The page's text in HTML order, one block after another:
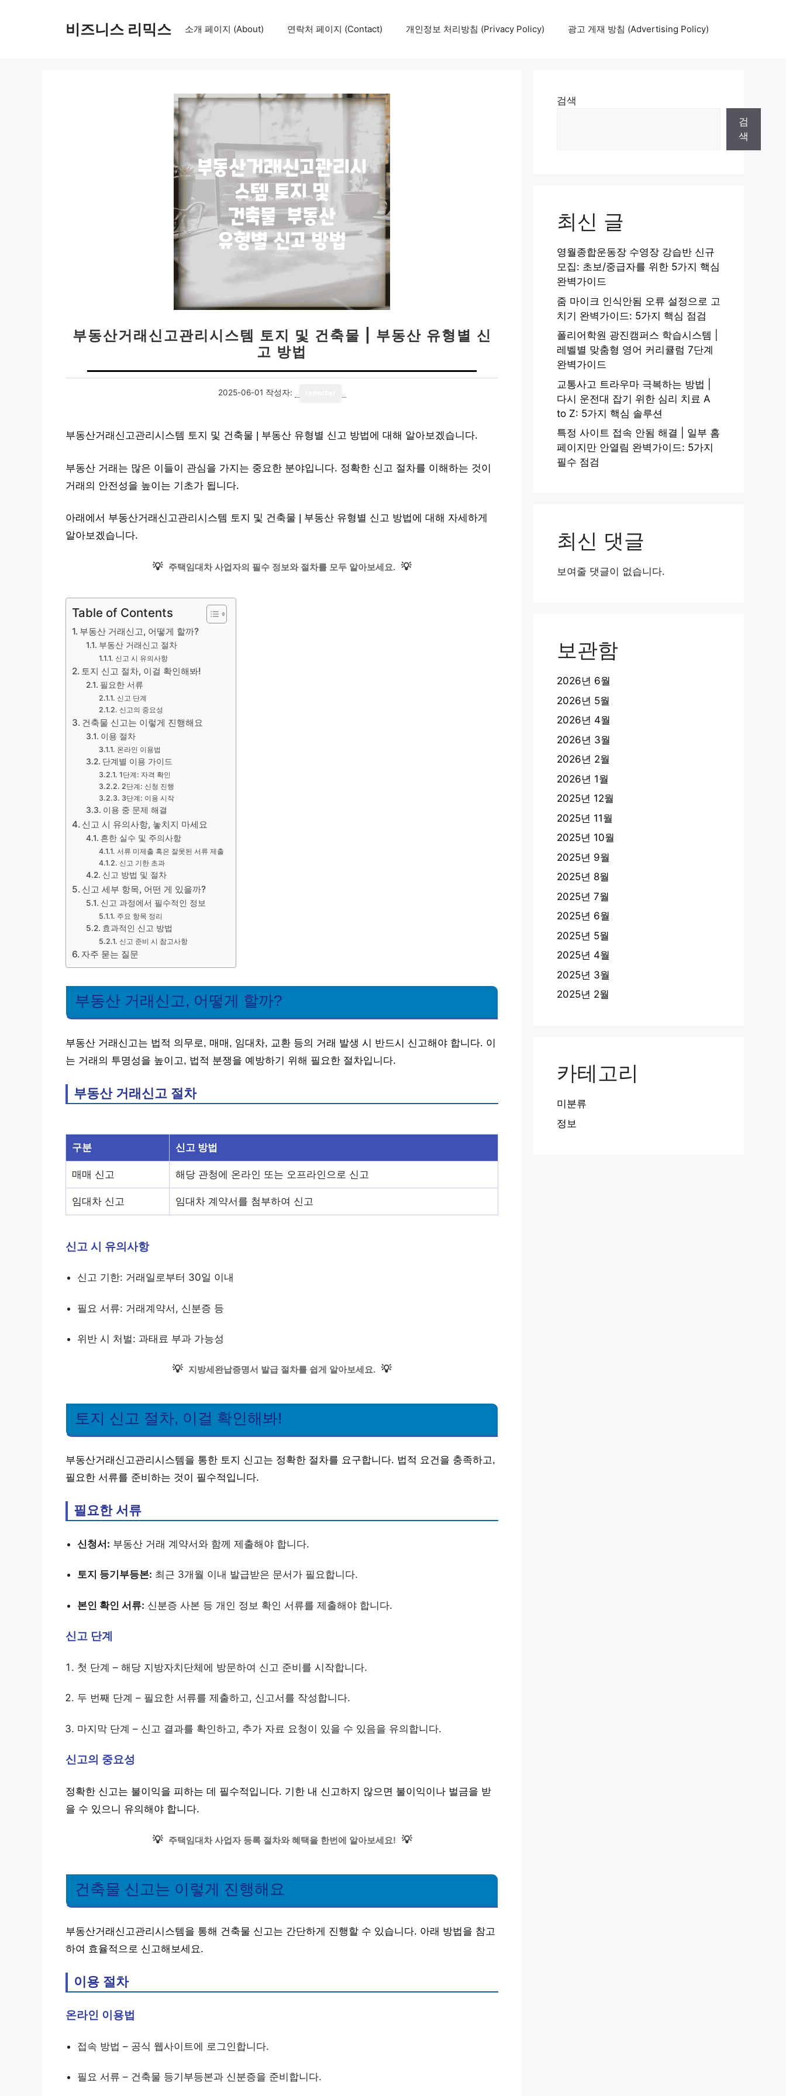
비즈니스 리믹스 소개 페이지 (About) 연락처 페이지 (Contact) 개인정보 처리방침 (Privacy Policy) 광고 게재 방침 (Advertising Policy)
부동산거래신고관리시스템 토지 및 건축물 | 부동산 유형별 신
고 방법
2025-06-01 작성자:
부동산거래신고관리시스템 토지 및 건축물 | 부동산 유형별 신고 방법에 대해 알아보겠습니다.
부동산 거래는 많은 이들이 관심을 가지는 중요한 분야입니다. 정확한 신고 절차를 이해하는 것이
거래의 안전성을 높이는 기초가 됩니다.
아래에서 부동산거래신고관리시스템 토지 및 건축물 | 부동산 유형별 신고 방법에 대해 자세하게
알아보겠습니다.
💡 주택임대차 사업자의 필수 정보와 절차를 모두 알아보세요. 💡
Table of Contents
부동산 거래신고, 어떻게 할까?
부동산 거래신고 절차
신고 시 유의사항
토지 신고 절차, 이걸 확인해봐!
필요한 서류
신고 단계
신고의 중요성
건축물 신고는 이렇게 진행해요
이용 절차
온라인 이용법
단계별 이용 가이드
1단계: 자격 확인
2단계: 신청 진행
3단계: 이용 시작
이용 중 문제 해결
신고 시 유의사항, 놓치지 마세요
흔한 실수 및 주의사항
서류 미제출 혹은 잘못된 서류 제출
신고 기한 초과
신고 방법 및 절차
신고 세부 항목, 어떤 게 있을까?
신고 과정에서 필수적인 정보
주요 항목 정리
효과적인 신고 방법
신고 준비 시 참고사항
자주 묻는 질문
부동산 거래신고, 어떻게 할까?
부동산 거래신고는 법적 의무로, 매매, 임대차, 교환 등의 거래 발생 시 반드시 신고해야 합니다. 이
는 거래의 투명성을 높이고, 법적 분쟁을 예방하기 위해 필요한 절차입니다.
부동산 거래신고 절차
구분 신고 방법
매매 신고 해당 관청에 온라인 또는 오프라인으로 신고
임대차 신고 임대차 계약서를 첨부하여 신고
신고 시 유의사항
신고 기한: 거래일로부터 30일 이내
필요 서류: 거래계약서, 신분증 등
위반 시 처벌: 과태료 부과 가능성
💡 지방세완납증명서 발급 절차를 쉽게 알아보세요. 💡
토지 신고 절차, 이걸 확인해봐!
부동산거래신고관리시스템을 통한 토지 신고는 정확한 절차를 요구합니다. 법적 요건을 충족하고,
필요한 서류를 준비하는 것이 필수적입니다.
필요한 서류
신청서: 부동산 거래 계약서와 함께 제출해야 합니다.
토지 등기부등본: 최근 3개월 이내 발급받은 문서가 필요합니다.
본인 확인 서류: 신분증 사본 등 개인 정보 확인 서류를 제출해야 합니다.
신고 단계
첫 단계 – 해당 지방자치단체에 방문하여 신고 준비를 시작합니다.
두 번째 단계 – 필요한 서류를 제출하고, 신고서를 작성합니다.
마지막 단계 – 신고 결과를 확인하고, 추가 자료 요청이 있을 수 있음을 유의합니다.
신고의 중요성
정확한 신고는 불이익을 피하는 데 필수적입니다. 기한 내 신고하지 않으면 불이익이나 벌금을 받
을 수 있으니 유의해야 합니다.
💡 주택임대차 사업자 등록 절차와 혜택을 한번에 알아보세요! 💡
건축물 신고는 이렇게 진행해요
부동산거래신고관리시스템을 통해 건축물 신고는 간단하게 진행할 수 있습니다. 아래 방법을 참고
하여 효율적으로 신고해보세요.
이용 절차
온라인 이용법
접속 방법 – 공식 웹사이트에 로그인합니다.
필요 서류 – 건축물 등기부등본과 신분증을 준비합니다.
검색
검
색
최신 글
영월종합운동장 수영장 강습반 신규
모집: 초보/중급자를 위한 5가지 핵심
완벽가이드
줌 마이크 인식안됨 오류 설정으로 고
치기 완벽가이드: 5가지 핵심 점검
폴리어학원 광진캠퍼스 학습시스템 |
레벨별 맞춤형 영어 커리큘럼 7단계
완벽가이드
교통사고 트라우마 극복하는 방법 |
다시 운전대 잡기 위한 심리 치료 A
to Z: 5가지 핵심 솔루션
특정 사이트 접속 안됨 해결 | 일부 홈
페이지만 안열림 완벽가이드: 5가지
필수 점검
최신 댓글
보여줄 댓글이 없습니다.
보관함
2026년 6월
2026년 5월
2026년 4월
2026년 3월
2026년 2월
2026년 1월
2025년 12월
2025년 11월
2025년 10월
2025년 9월
2025년 8월
2025년 7월
2025년 6월
2025년 5월
2025년 4월
2025년 3월
2025년 2월
카테고리
미분류
정보